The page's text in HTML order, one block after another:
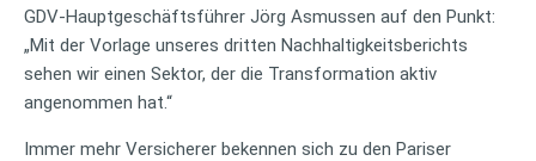
GDV-Hauptgeschäftsführer Jörg Asmussen auf den Punkt:
„Mit der Vorlage unseres dritten Nachhaltigkeitsberichts
sehen wir einen Sektor, der die Transformation aktiv
angenommen hat.“
Immer mehr Versicherer bekennen sich zu den Pariser